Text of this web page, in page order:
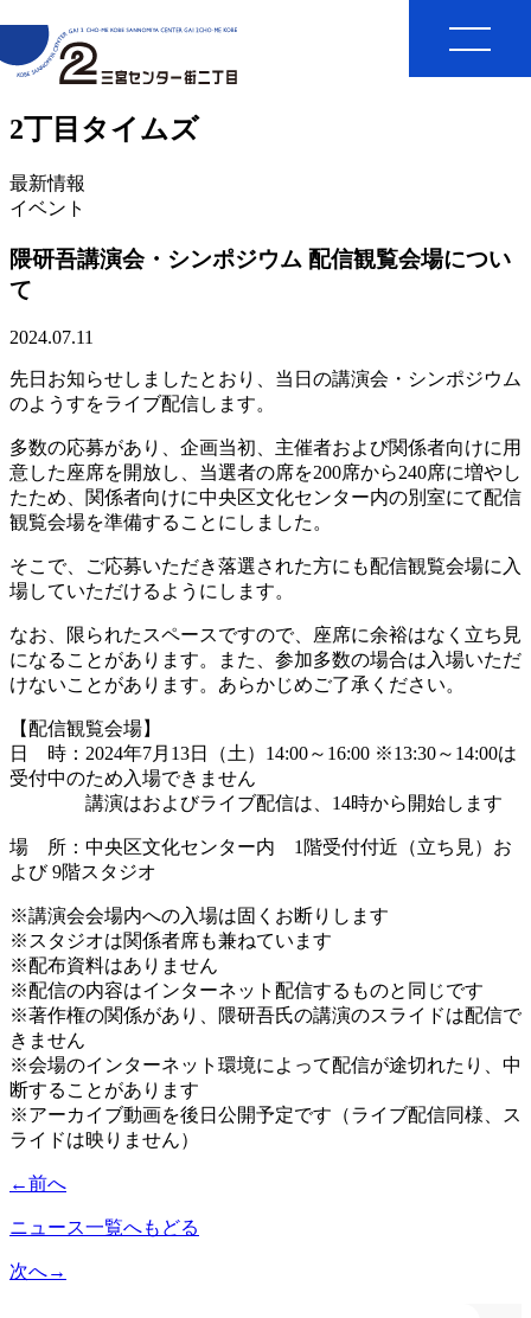
2丁目タイムズ
最新情報
イベント
隈研吾講演会・シンポジウム 配信観覧会場につい
て
2024.07.11
先日お知らせしましたとおり、当日の講演会・シンポジウム
のようすをライブ配信します。
多数の応募があり、企画当初、主催者および関係者向けに用
意した座席を開放し、当選者の席を200席から240席に増やし
たため、関係者向けに中央区文化センター内の別室にて配信
観覧会場を準備することにしました。
そこで、ご応募いただき落選された方にも配信観覧会場に入
場していただけるようにします。
なお、限られたスペースですので、座席に余裕はなく立ち見
になることがあります。また、参加多数の場合は入場いただ
けないことがあります。あらかじめご了承ください。
【配信観覧会場】
日 時：2024年7月13日（土）14:00～16:00 ※13:30～14:00は
受付中のため入場できません
講演はおよびライブ配信は、14時から開始します
場 所：中央区文化センター内 1階受付付近（立ち見）お
よび 9階スタジオ
※講演会会場内への入場は固くお断りします
※スタジオは関係者席も兼ねています
※配布資料はありません
※配信の内容はインターネット配信するものと同じです
※著作権の関係があり、隈研吾氏の講演のスライドは配信で
きません
※会場のインターネット環境によって配信が途切れたり、中
断することがあります
※アーカイブ動画を後日公開予定です（ライブ配信同様、ス
ライドは映りません）
←前へ
ニュース一覧へもどる
次へ→